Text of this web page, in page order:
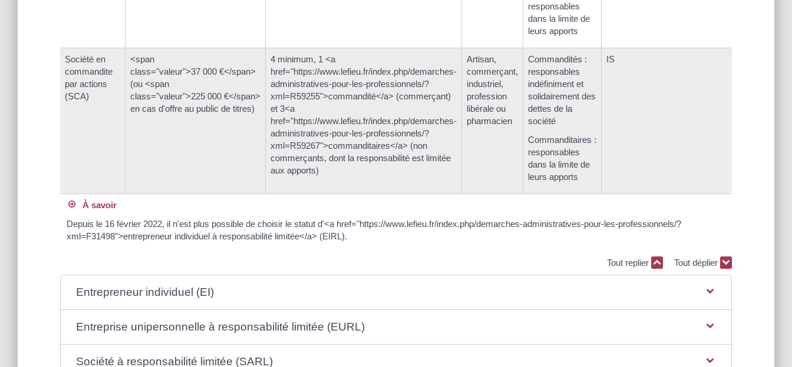
responsables
dans la limite de
leurs apports
Société en
commandite
par actions
(SCA)
<span
class="valeur">37 000 €</span>
(ou <span
class="valeur">225 000 €</span>
en cas d'offre au public de titres)
4 minimum, 1 <a
href="https://www.lefieu.fr/index.php/demarches-
administratives-pour-les-professionnels/?
xml=R59255">commandité</a> (commerçant)
et 3<a
href="https://www.lefieu.fr/index.php/demarches-
administratives-pour-les-professionnels/?
xml=R59267">commanditaires</a> (non
commerçants, dont la responsabilité est limitée
aux apports)
Artisan,
commerçant,
industriel,
profession
libérale ou
pharmacien
Commandités :
responsables
indéfiniment et
solidairement des
dettes de la
société
Commanditaires :
responsables
dans la limite de
leurs apports
IS
À savoir
Depuis le 16 février 2022, il n'est plus possible de choisir le statut d'<a href="https://www.lefieu.fr/index.php/demarches-administratives-pour-les-professionnels/?
xml=F31498">entrepreneur individuel à responsabilité limitée</a> (EIRL).
Tout replier Tout déplier
Entrepreneur individuel (EI)
Entreprise unipersonnelle à responsabilité limitée (EURL)
Société à responsabilité limitée (SARL)